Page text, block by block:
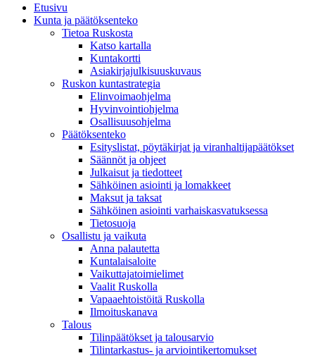
Etusivu
Kunta ja päätöksenteko
Tietoa Ruskosta
Katso kartalla
Kuntakortti
Asiakirjajulkisuuskuvaus
Ruskon kuntastrategia
Elinvoimaohjelma
Hyvinvointiohjelma
Osallisuusohjelma
Päätöksenteko
Esityslistat, pöytäkirjat ja viranhaltijapäätökset
Säännöt ja ohjeet
Julkaisut ja tiedotteet
Sähköinen asiointi ja lomakkeet
Maksut ja taksat
Sähköinen asiointi varhaiskasvatuksessa
Tietosuoja
Osallistu ja vaikuta
Anna palautetta
Kuntalaisaloite
Vaikuttajatoimielimet
Vaalit Ruskolla
Vapaaehtoistöitä Ruskolla
Ilmoituskanava
Talous
Tilinpäätökset ja talousarvio
Tilintarkastus- ja arviointikertomukset